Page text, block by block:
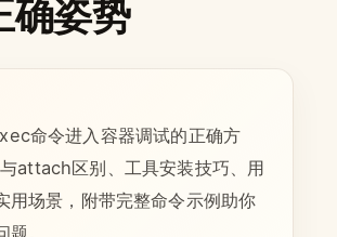
确姿势
命令进入容器调试的正确方
attach区别、工具安装技巧、用
用场景，附带完整命令示例助你